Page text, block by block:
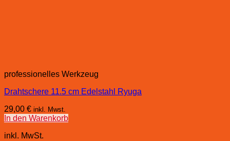
professionelles Werkzeug
Drahtschere 11.5 cm Edelstahl Ryuga
29,00 € inkl. Mwst.
In den Warenkorb
inkl. MwSt.